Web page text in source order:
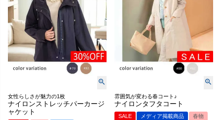
女性らしさが魅力の1枚
ナイロンストレッチパーカージ
ャケット
雰囲気が変わる春コート♪
ナイロンタフタコート
SALE メディア掲載商品 春物